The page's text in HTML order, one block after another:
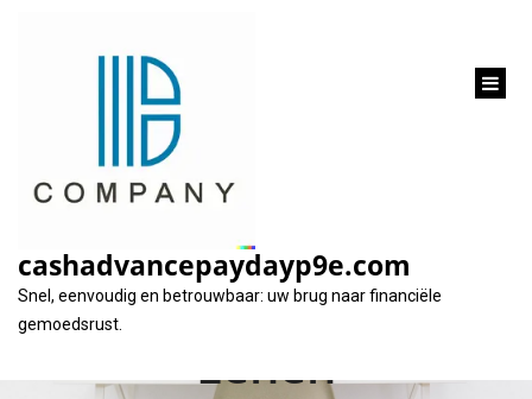
cashadvancepaydayp9e.com
Snel, eenvoudig en betrouwbaar: uw brug naar financiële
gemoedsrust.
Hoe Werkt Een
Lening? Begrijp de
Basisprincipes van
Lenen